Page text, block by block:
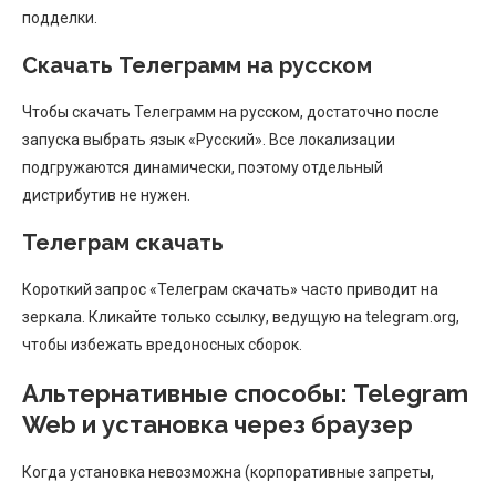
подделки.
Скачать Телеграмм на русском
Чтобы скачать Телеграмм на русском, достаточно после
запуска выбрать язык «Русский». Все локализации
подгружаются динамически, поэтому отдельный
дистрибутив не нужен.
Телеграм скачать
Короткий запрос «Телеграм скачать» часто приводит на
зеркала. Кликайте только ссылку, ведущую на telegram.org,
чтобы избежать вредоносных сборок.
Альтернативные способы: Telegram
Web и установка через браузер
Когда установка невозможна (корпоративные запреты,